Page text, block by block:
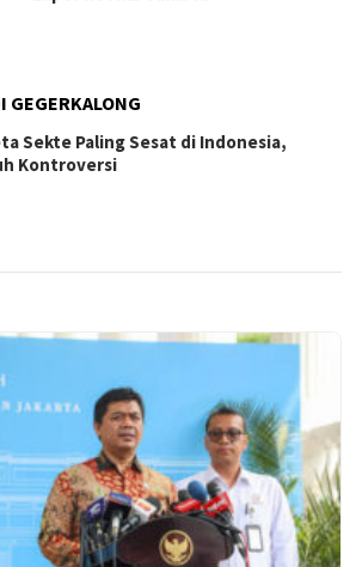
GEGERKALONG
Sekte Paling Sesat di Indonesia,
Kontroversi